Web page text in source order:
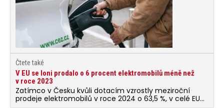
Čtete také
V EU se loni prodalo o 6 procent elektromobilů méně než
v roce 2023
Zatímco v Česku kvůli dotacím vzrostly meziroční
prodeje elektromobilů v roce 2024 o 63,5 %, v celé EU